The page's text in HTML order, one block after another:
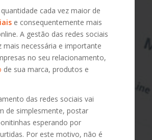
cada vez maior de
e consequentemente mais
A gestão das redes sociais
mais necessária e importante
no seu relacionamento,
de sua marca, produtos e
das redes sociais vai
de simplesmente, postar
esperando por
Por este motivo, não é